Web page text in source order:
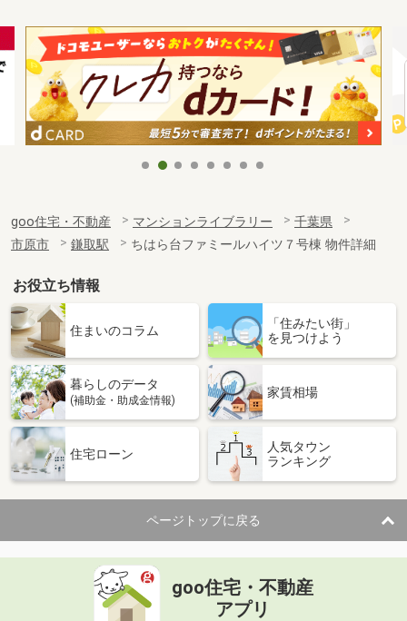
goo住宅・不動産 マンションライブラリー
千葉県
市原市
鎌取駅 ちはら台ファミールハイツ７号棟 物件詳細
お役立ち情報
住まいのコラム
「住みたい街」
を見つけよう
暮らしのデータ
(補助金・助成金情報)
家賃相場
住宅ローン
人気タウン
ランキング
ページトップに戻る
goo住宅・不動産
アプリ